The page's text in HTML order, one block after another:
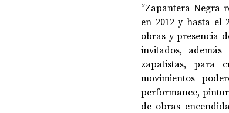
“Zapantera Negra
en 2012 y hasta el
obras y presencia
invitados,
zapatistas, para
movimientos
performance,
de obras